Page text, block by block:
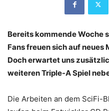
Bereits kommende Woche
Fans freuen sich auf neues
Doch erwartet uns
weiteren Triple-A Spiel
Die Arbeiten an dem SciFi-